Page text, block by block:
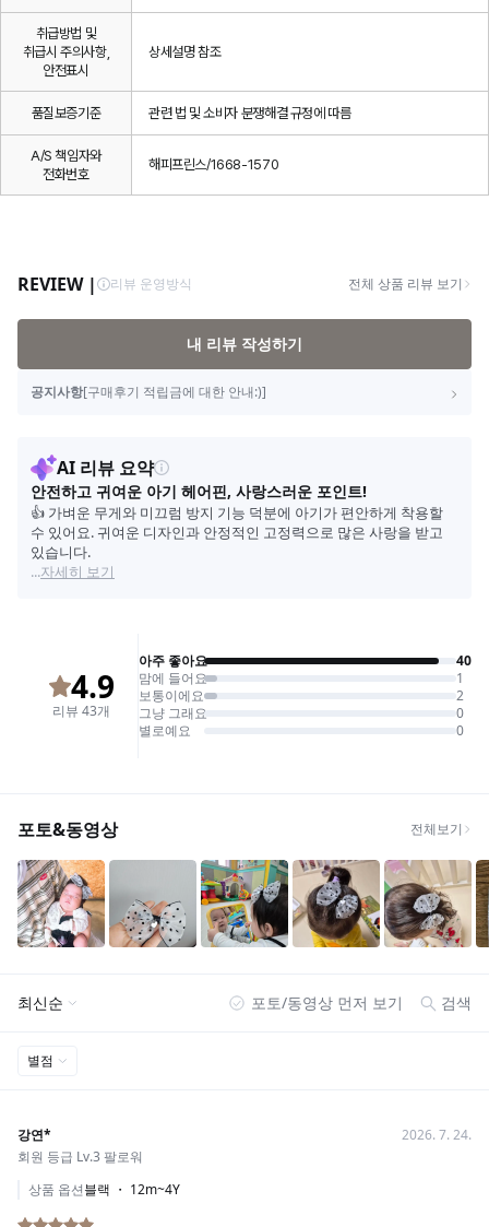
취급방법 및
취급시 주의사항,
안전표시
상세설명 참조
품질보증기준 관련 법 및 소비자 분쟁해결 규정에 따름
A/S 책임자와
전화번호
해피프린스/1668-1570